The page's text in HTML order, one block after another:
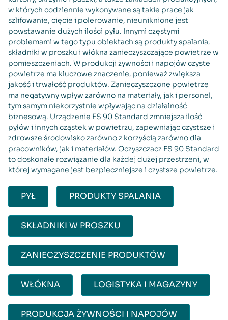
w których codziennie wykonywane są takie prace jak
szlifowanie, cięcie i polerowanie, nieuniknione jest
powstawanie dużych ilości pyłu. Innymi częstymi
problemami w tego typu obiektach są produkty spalania,
składniki w proszku i włókna zanieczyszczające powietrze w
pomieszczeniach. W produkcji żywności i napojów czyste
powietrze ma kluczowe znaczenie, ponieważ zwiększa
jakość i trwałość produktów. Zanieczyszczone powietrze
ma negatywny wpływ zarówno na materiały, jak i personel,
tym samym niekorzystnie wpływając na działalność
biznesową. Urządzenie FS 90 Standard zmniejsza ilość
pyłów i innych cząstek w powietrzu, zapewniając czystsze i
zdrowsze środowisko zarówno z korzyścią zarówno dla
pracowników, jak i materiałów. Oczyszczacz FS 90 Standard
to doskonałe rozwiązanie dla każdej dużej przestrzeni, w
której wymagane jest bezpieczniejsze i czystsze powietrze.
PYŁ PRODUKTY SPALANIA
SKŁADNIKI W PROSZKU
ZANIECZYSZCZENIE PRODUKTÓW
WŁÓKNA LOGISTYKA I MAGAZYNY
PRODUKCJA ŻYWNOŚCI I NAPOJÓW